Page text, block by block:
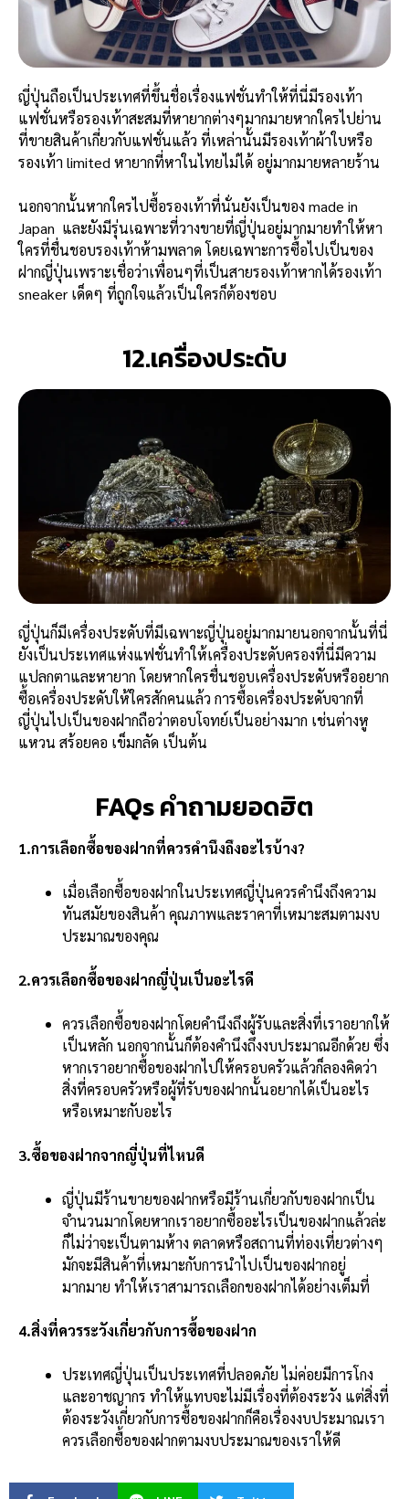
ญี่ปุ่นถือเป็นประเทศที่ขึ้นชื่อเรื่องแฟชั่นทำให้ที่นี่มีรองเท้า
แฟชั่นหรือรองเท้าสะสมที่หายากต่างๆมากมายหากใครไปย่าน
ที่ขายสินค้าเกี่ยวกับแฟชั่นแล้ว ที่เหล่านั้นมีรองเท้าผ้าใบหรือ
รองเท้า limited หายากที่หาในไทยไม่ได้ อยู่มากมายหลายร้าน
นอกจากนั้นหากใครไปซื้อรองเท้าที่นั่นยังเป็นของ made in
Japan และยังมีรุ่นเฉพาะที่วางขายที่ญี่ปุ่นอยู่มากมายทำให้หา
ใครที่ชื่นชอบรองเท้าห้ามพลาด โดยเฉพาะการซื้อไปเป็นของ
ฝากญี่ปุ่นเพราะเชื่อว่าเพื่อนๆที่เป็นสายรองเท้าหากได้รองเท้า
sneaker เด็ดๆ ที่ถูกใจแล้วเป็นใครก็ต้องชอบ
12.เครื่องประดับ
ญี่ปุ่นก็มีเครื่องประดับที่มีเฉพาะญี่ปุ่นอยู่มากมายนอกจากนั้นที่นี่
ยังเป็นประเทศแห่งแฟชั่นทำให้เครื่องประดับครองที่นี่มีความ
แปลกตาและหายาก โดยหากใครชื่นชอบเครื่องประดับหรืออยาก
ซื้อเครื่องประดับให้ใครสักคนแล้ว การซื้อเครื่องประดับจากที่
ญี่ปุ่นไปเป็นของฝากถือว่าตอบโจทย์เป็นอย่างมาก เช่นต่างหู
แหวน สร้อยคอ เข็มกลัด เป็นต้น
FAQs คำถามยอดฮิต
1.การเลือกซื้อของฝากที่ควรคำนึงถึงอะไรบ้าง?
เมื่อเลือกซื้อของฝากในประเทศญี่ปุ่นควรคำนึงถึงความ
ทันสมัยของสินค้า คุณภาพและราคาที่เหมาะสมตามงบ
ประมาณของคุณ
2.ควรเลือกซื้อของฝากญี่ปุ่นเป็นอะไรดี
ควรเลือกซื้อของฝากโดยคำนึงถึงผู้รับและสิ่งที่เราอยากให้
เป็นหลัก นอกจากนั้นก็ต้องคำนึงถึงงบประมาณอีกด้วย ซึ่ง
หากเราอยากซื้อของฝากไปให้ครอบครัวแล้วก็ลองคิดว่า
สิ่งที่ครอบครัวหรือผู้ที่รับของฝากนั้นอยากได้เป็นอะไร
หรือเหมาะกับอะไร
3.ซื้อของฝากจากญี่ปุ่นที่ไหนดี
ญี่ปุ่นมีร้านขายของฝากหรือมีร้านเกี่ยวกับของฝากเป็น
จำนวนมากโดยหากเราอยากซื้ออะไรเป็นของฝากแล้วล่ะ
ก็ไม่ว่าจะเป็นตามห้าง ตลาดหรือสถานที่ท่องเที่ยวต่างๆ
มักจะมีสินค้าที่เหมาะกับการนำไปเป็นของฝากอยู่
มากมาย ทำให้เราสามารถเลือกของฝากได้อย่างเต็มที่
4.สิ่งที่ควรระวังเกี่ยวกับการซื้อของฝาก
ประเทศญี่ปุ่นเป็นประเทศที่ปลอดภัย ไม่ค่อยมีการโกง
และอาชญากร ทำให้แทบจะไม่มีเรื่องที่ต้องระวัง แต่สิ่งที่
ต้องระวังเกี่ยวกับการซื้อของฝากก็คือเรื่องงบประมาณเรา
ควรเลือกซื้อของฝากตามงบประมาณของเราให้ดี